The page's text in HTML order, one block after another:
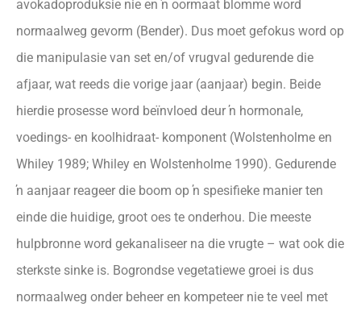
avokadoproduksie nie en ŉ oormaat blomme word
normaalweg gevorm (Bender). Dus moet gefokus word op
die manipulasie van set en/of vrugval gedurende die
afjaar, wat reeds die vorige jaar (aanjaar) begin. Beide
hierdie prosesse word beïnvloed deur ŉ hormonale,
voedings- en koolhidraat- komponent (Wolstenholme en
Whiley 1989; Whiley en Wolstenholme 1990). Gedurende
ŉ aanjaar reageer die boom op ŉ spesifieke manier ten
einde die huidige, groot oes te onderhou. Die meeste
hulpbronne word gekanaliseer na die vrugte – wat ook die
sterkste sinke is. Bogrondse vegetatiewe groei is dus
normaalweg onder beheer en kompeteer nie te veel met